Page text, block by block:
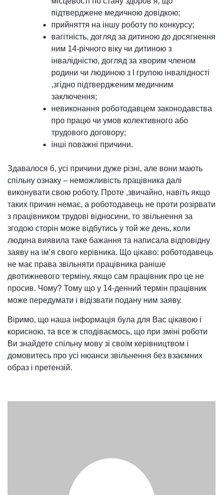
підтверджене медичною довідкою;
прийняття на іншу роботу по конкурсу;
вагітність, догляд за дитиною до досягнення
ним 14-річного віку чи дитиною з
інвалідністю, догляд за хворим членом
родини чи людиною з І групою інвалідності
,згідно підтвердженим медичним
заключення;
невиконання роботодавцем законодавства
про працю чи умов колективного або
трудового договору;
інші поважні причини.
Здавалося б, усі причини дуже різні, але вони мають
спільну ознаку – неможливість працівника далі
виконувати свою роботу. Проте ,звичайно, навіть якщо
таких причин немає, а роботодавець не проти розірвати
з працівником трудові відносини, то звільнення за
згодою сторін може відбутись у той же день, коли
людина виявила таке бажання та написала відповідну
заяву на ім’я свого керівника. Що цікаво: роботодавець
не має права звільняти працівника раніше
двотижневого терміну, якщо сам працівник про це не
просив. Чому? Тому що у 14-денний термін працівник
може передумати і відізвати подану ним заяву.
Віримо, що наша інформація була для Вас цікавою і
корисною, та все ж сподіваємось, що при зміні роботи
Ви знайдете спільну мову зі своїм керівництвом і
домовитесь про усі нюанси звільнення без взаємних
образ і претензій.